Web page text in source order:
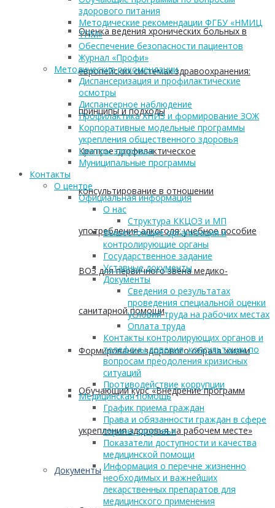
Оценка ведения хронических больных в
европейских системах здравоохранения:
принципы и подходы
Краткое профилактическое
консультирование в отношении
употребления алкоголя: учебное пособие
ВОЗ для первичного звена медико-
санитарной помощи
Формирование здорового образа жизни
Обучающий курс «Внедрение программ
укрепления здоровья на рабочем месте»
Документы
здорового питания
Методические рекомендации ФГБУ «НМИЦ
ТПМ»
Обеспечение безопасности пациентов
Журнал «Профи»
Методические рекомендации
Диспансеризация и профилактические
осмотры
Диспансерное наблюдение
Профилактика ХНИЗ и формирование ЗОЖ
Корпоративные модельные программы
укрепления общественного здоровья
Центры здоровья
Муниципальные программы
Контакты
О центре
Официальная информация
О нас
Структура ККЦОЗ и МП
Вышестоящие организации и
контролирующие органы
Государственное задание
Уставные документы
Документы
Сведения о результатах
проведения специальной оценки
условий труда на рабочих местах
Оплата труда
Контакты контролирующих органов и
телефоны доверия, консультации по
вопросам преодоления кризисных
ситуаций
Противодействие коррупции
Медицинская помощь
График приема граждан
Права и обязанности граждан в сфере
охраны здоровья
Показатели доступности и качества
медицинской помощи
Информация о перечне жизненно
необходимых и важнейших
лекарственных препаратов для
медицинского применения